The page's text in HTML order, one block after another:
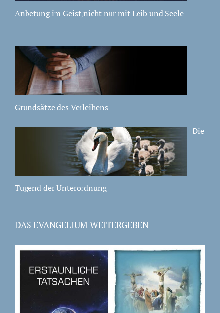
Anbetung im Geist,nicht nur mit Leib und Seele
Grundsätze des Verleihens
Die
Tugend der Unterordnung
DAS EVANGELIUM WEITERGEBEN